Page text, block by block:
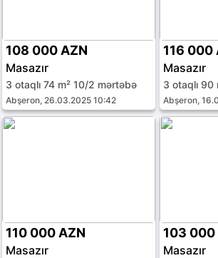
108 000 AZN
Masazır
3 otaqlı 74 m² 10/2 mərtəbə
Abşeron, 26.03.2025 10:42
116 000
Masazır
3 otaqlı 90
Abşeron,
110 000 AZN
Masazır
103 000
Masazır